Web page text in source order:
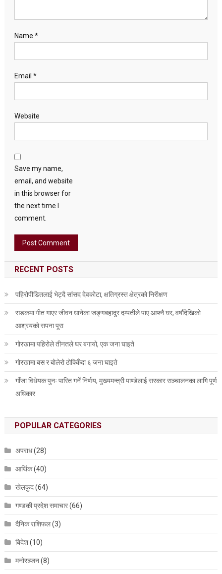
Name *
Email *
Website
Save my name,
email, and website
in this browser for
the next time I
comment.
RECENT POSTS
पहिरोपीडितलाई भेट्दै सांसद देवकोटा, क्षतिग्रस्त क्षेत्रको निरीक्षण
सडकमा गीत गाएर जीवन धानेका जङ्गबहादुर दम्पतीले पाए आफ्नै घर, वर्षौँदेखिको
आश्रयको सपना पूरा
गोरखामा पहिरोले तीनतले घर बगायो, एक जना घाइते
गोरखामा बस र बोलेरो ठोक्किँदा ६ जना घाइते
गाँजा विधेयक पुनः पारित गर्ने निर्णय, मुख्यमन्त्री पाण्डेलाई सरकार सञ्चालनका लागि पूर्ण
अधिकार
POPULAR CATEGORIES
अपराध(28)
आर्थिक(40)
खेलकुद(64)
गण्डकी प्रदेश समाचार(66)
दैनिक राशिफल(3)
बिदेश(10)
मनोरञ्जन(8)